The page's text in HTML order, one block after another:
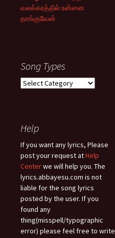
வலக்கரத்தில் உன்னை
தாங்குவேன்
Song Types
Song
Help
If you want any lyrics, Please
post your request atHelp
Centerwe will help you. The
lyrics.abbayesu.com is not
liable for the song lyrics
posted by the user. If you
found any
thing(misspell/typographic
error) please feel free to write